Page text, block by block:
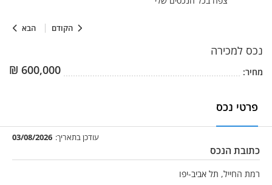
הקודם הבא
נכס למכירה
מחיר: 600,000
₪
פרטי נכס
עודכן בתאריך: 03/08/2026
כתובת הנכס
רמת החייל, תל אביב-יפו